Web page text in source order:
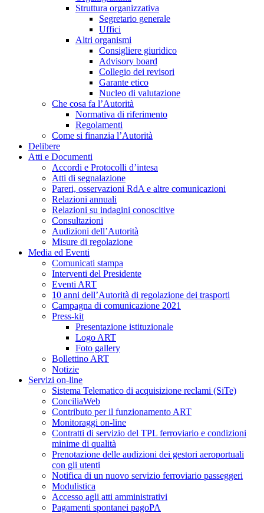
Struttura organizzativa
Segretario generale
Uffici
Altri organismi
Consigliere giuridico
Advisory board
Collegio dei revisori
Garante etico
Nucleo di valutazione
Che cosa fa l’Autorità
Normativa di riferimento
Regolamenti
Come si finanzia l’Autorità
Delibere
Atti e Documenti
Accordi e Protocolli d’intesa
Atti di segnalazione
Pareri, osservazioni RdA e altre comunicazioni
Relazioni annuali
Relazioni su indagini conoscitive
Consultazioni
Audizioni dell’Autorità
Misure di regolazione
Media ed Eventi
Comunicati stampa
Interventi del Presidente
Eventi ART
10 anni dell’Autorità di regolazione dei trasporti
Campagna di comunicazione 2021
Press-kit
Presentazione istituzionale
Logo ART
Foto gallery
Bollettino ART
Notizie
Servizi on-line
Sistema Telematico di acquisizione reclami (SiTe)
ConciliaWeb
Contributo per il funzionamento ART
Monitoraggi on-line
Contratti di servizio del TPL ferroviario e condizioni
minime di qualità
Prenotazione delle audizioni dei gestori aeroportuali
con gli utenti
Notifica di un nuovo servizio ferroviario passeggeri
Modulistica
Accesso agli atti amministrativi
Pagamenti spontanei pagoPA